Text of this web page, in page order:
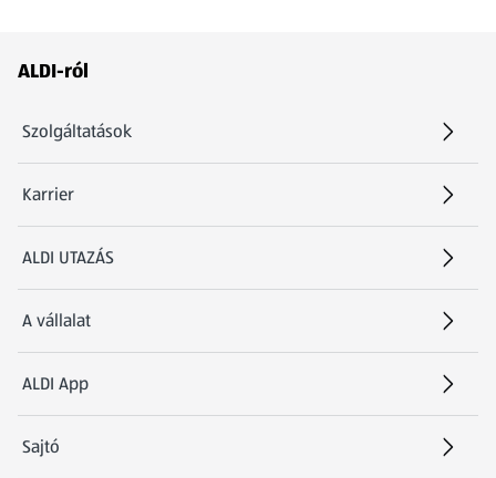
Láblécmenü - további linkek
ALDI-ról
Szolgáltatások
Karrier
(új oldalon nyílik meg)
ALDI UTAZÁS
(új oldalon nyílik meg)
A vállalat
ALDI App
Sajtó